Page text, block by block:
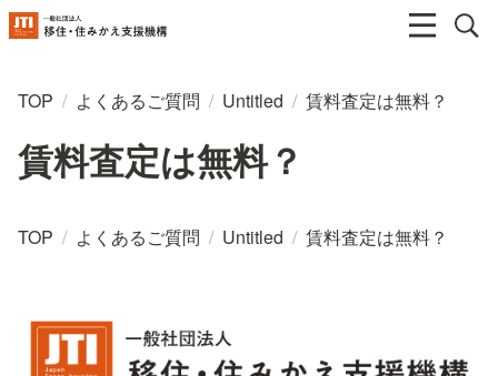
TOP / よくあるご質問 / Untitled / 賃料査定は無料？
賃料査定は無料？
TOP / よくあるご質問 / Untitled / 賃料査定は無料？